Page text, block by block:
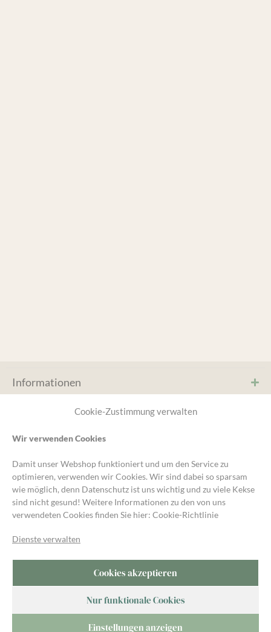
Cookie-Zustimmung verwalten
Wir verwenden Cookies
Damit unser Webshop funktioniert und um den Service zu
optimieren, verwenden wir Cookies. Wir sind dabei so sparsam
wie möglich, denn Datenschutz ist uns wichtig und zu viele Kekse
sind nicht gesund! Weitere Informationen zu den von uns
verwendeten Cookies finden Sie hier: Cookie-Richtlinie
Dienste verwalten
Cookies akzeptieren
Nur funktionale Cookies
Einstellungen anzeigen
3,05€
Saat-
Informationen
Service & Hilfe
Regelung, zzgl.Versandund ggf. Nachnahmegebühren,
wenn nicht anders angegeben.
Unsere Gartengruppe
Kompost&Liebe Gartengruppe auf Telegram.